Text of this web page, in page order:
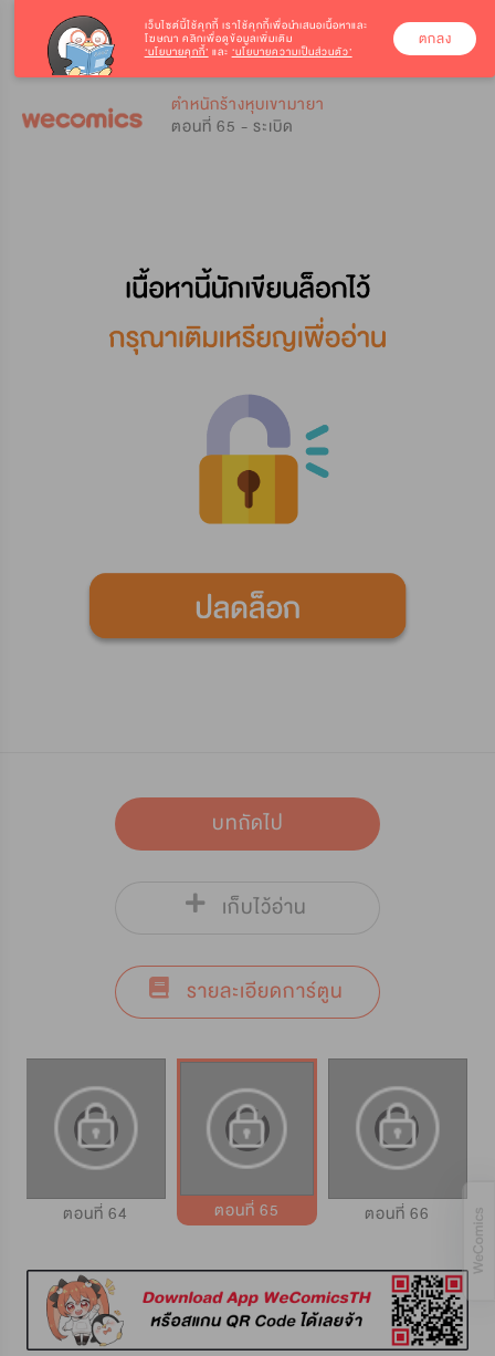
ตำหนักร้างหุบเขามายา
ตอนที่ 65 - ระเบิด
บทถัดไป
เก็บไว้อ่าน
รายละเอียดการ์ตูน
ตอนที่ 64 ตอนที่ 65 ตอนที่ 66
เว็บไซต์นี้ใช้คุกกี้ เราใช้คุกกี้เพื่อนำเสนอเนื้อหาและ
โฆษณา คลิกเพื่อดูข้อมูลเพิ่มเติม
‘นโยบายคุกกี้’ และ ‘นโยบายความเป็นส่วนตัว’
ตกลง